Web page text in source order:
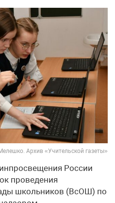
Архив «Учительской газеты»
России
проведения
школьников (ВсОШ) по